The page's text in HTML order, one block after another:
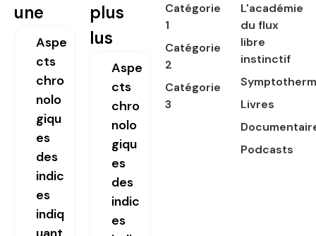
une
Aspe
cts
chro
nolo
giqu
es
des
indic
es
indiq
plus
lus
Aspe
cts
chro
nolo
giqu
es
des
indic
es
Catégorie
1
Catégorie
2
Catégorie
3
L'académie
du flux
libre
instinctif
Livres
Podcasts